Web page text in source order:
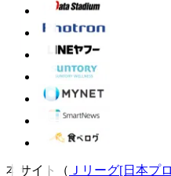
本サイト（ Ｊリーグ[日本プ